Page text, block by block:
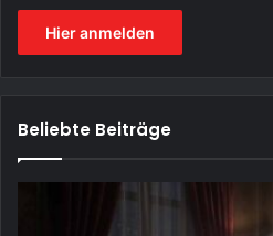
Hier anmelden
Beliebte Beiträge